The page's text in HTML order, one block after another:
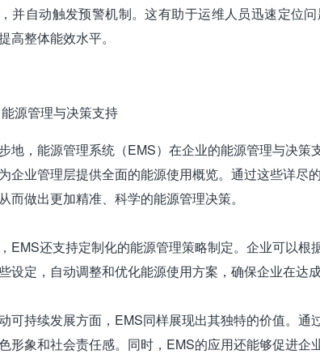
并自动触发预警机制。这有助于运维人员迅速定位
高整体能效水平。
源管理与决策支持
地，能源管理系统（EMS）在企业的能源管理与决
企业管理层提供全面的能源使用概览。通过这些详尽
而做出更加精准、科学的能源管理决策。
EMS还支持定制化的能源管理策略制定。企业可以
设定，自动调整和优化能源使用方案，确保企业在达
可持续发展方面，EMS同样展现出其独特的价值。
形象和社会责任感。同时，EMS的应用还能够促进企